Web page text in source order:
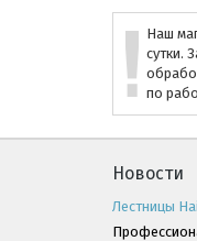
Наш
сутки.
по
Новости
Лестницы